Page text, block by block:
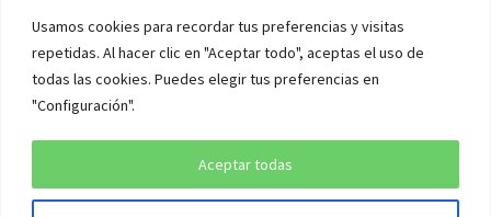
Usamos cookies para recordar tus preferencias y visitas
repetidas. Al hacer clic en "Aceptar todo", aceptas el uso de
todas las cookies. Puedes elegir tus preferencias en
"Configuración".
Aceptar todas
AVISO LEGAL Y POLÍTICAS
Aviso legal
Política de cookies